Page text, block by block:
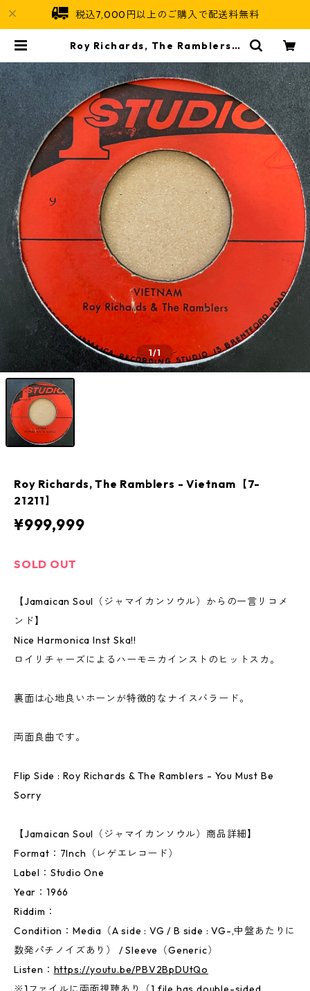
税込7,000円以上のご購入で配送料無料
Roy Richards, The Ramblers -
n Soul
1/1
Roy Richards, The Ramblers - Vietnam【7-
21211】
¥999,999
SOLD OUT
【Jamaican Soul（ジャマイカンソウル）からの一言リコメ
ンド】
Nice Harmonica Inst Ska!!
ロイリチャーズによるハーモニカインストのヒットスカ。
裏面は心地良いホーンが特徴的なナイスバラード。
両面良曲です。
Flip Side : Roy Richards & The Ramblers - You Must Be
Sorry
【Jamaican Soul（ジャマイカンソウル）商品詳細】
Format：7Inch（レゲエレコード）
Label：Studio One
Year：1966
Riddim：
Condition：Media（A side : VG / B side : VG-,中盤あたりに
数発パチノイズあり） / Sleeve（Generic）
Listen： https://youtu.be/PBV2BpDUtQo